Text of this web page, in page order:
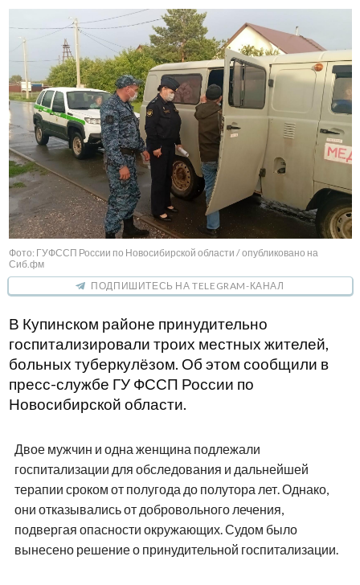
Фото: ГУФССП России по Новосибирской области / опубликовано на
Сиб.фм
ПОДПИШИТЕСЬ НА TELEGRAM-КАНАЛ
В Купинском районе принудительно
госпитализировали троих местных жителей,
больных туберкулёзом. Об этом сообщили в
пресс-службе ГУ ФССП России по
Новосибирской области.
Двое мужчин и одна женщина подлежали
госпитализации для обследования и дальнейшей
терапии сроком от полугода до полутора лет. Однако,
они отказывались от добровольного лечения,
подвергая опасности окружающих. Судом было
вынесено решение о принудительной госпитализации.